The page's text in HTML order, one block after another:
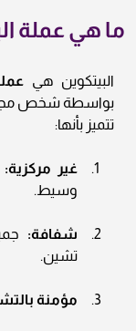
ما هي عملة
البيتكوين هي
بواسطة شخص
تتميز بأنها:
غير مركزية:
وسيط.
شفافة:
تشين.
مؤمنة